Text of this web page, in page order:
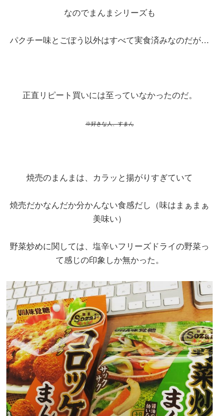
なのでまんまシリーズも
パクチー味とごぼう以外はすべて実食済みなのだが…
正直リピート買いには至っていなかったのだ。
※好きな人、すまん
焼売のまんまは、カラッと揚がりすぎていて
焼売だかなんだか分かんない食感だし（味はまぁまぁ
美味い）
野菜炒めに関しては、塩辛いフリーズドライの野菜っ
て感じの印象しか無かった。